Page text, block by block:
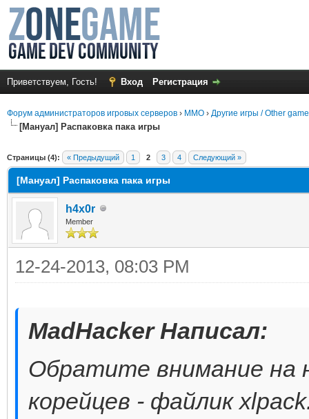
Приветствуем, Гость! Вход Регистрация
Форум администраторов игровых серверов › MMO › Другие игры / Other
[Мануал] Распаковка пака игры
Страницы (4): « Предыдущий 1 2 3 4 Следующий »
[Мануал] Распаковка пака игры
h4x0r
Member
12-24-2013, 08:03 PM
MadHacker Написал:
Обратите внимание на
корейцев - файлик